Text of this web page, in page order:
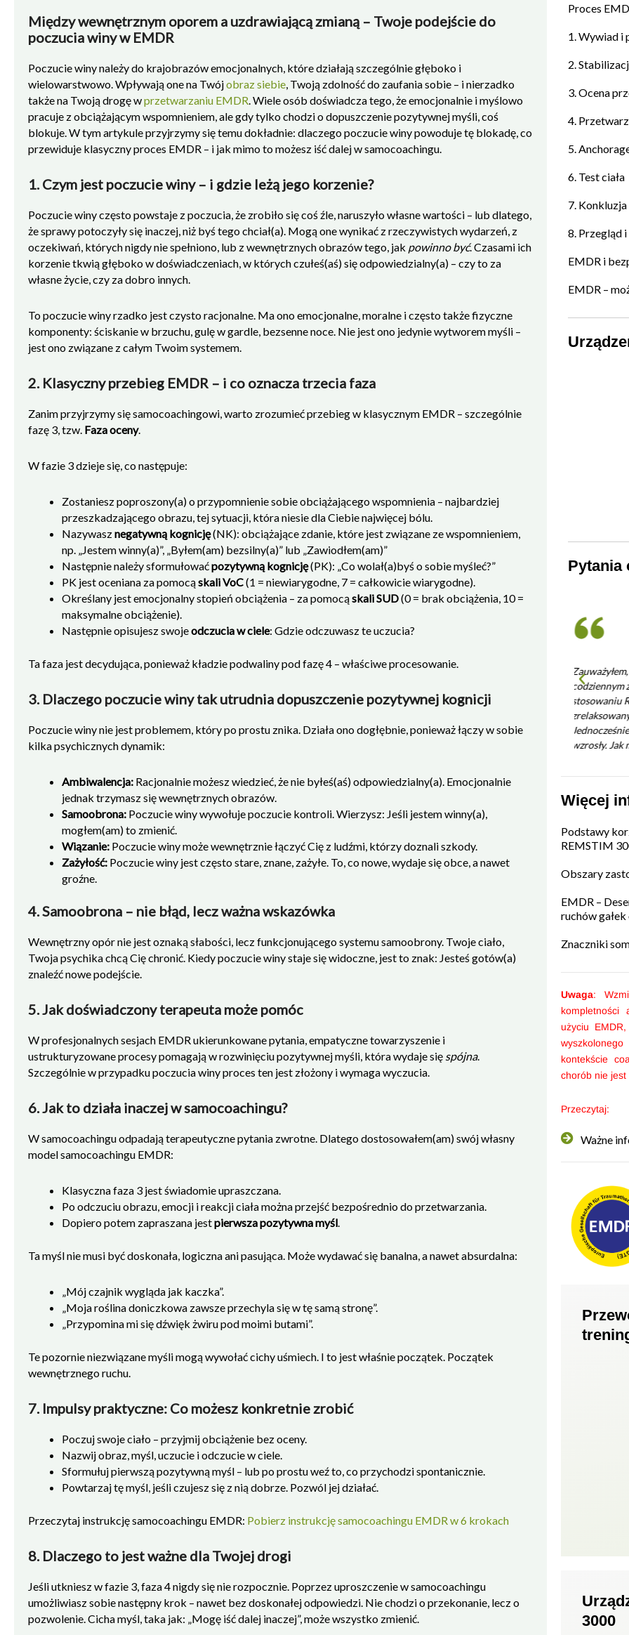
Między wewnętrznym oporem a uzdrawiającą zmianą – Twoje podejście do
poczucia winy w EMDR
Poczucie winy należy do krajobrazów emocjonalnych, które działają szczególnie głęboko i
wielowarstwowo. Wpływają one na Twójobraz siebie , Twoją zdolność do zaufania sobie – i nierzadko
także na Twoją drogę wprzetwarzaniu EMDR . Wiele osób doświadcza tego, że emocjonalnie i myślowo
pracuje z obciążającym wspomnieniem, ale gdy tylko chodzi o dopuszczenie pozytywnej myśli, coś
blokuje. W tym artykule przyjrzymy się temu dokładnie: dlaczego poczucie winy powoduje tę blokadę, co
przewiduje klasyczny proces EMDR – i jak mimo to możesz iść dalej w samocoachingu.
1. Czym jest poczucie winy – i gdzie leżą jego korzenie?
Poczucie winy często powstaje z poczucia, że zrobiło się coś źle, naruszyło własne wartości – lub dlatego,
że sprawy potoczyły się inaczej, niż byś tego chciał(a). Mogą one wynikać z rzeczywistych wydarzeń, z
oczekiwań, których nigdy nie spełniono, lub z wewnętrznych obrazów tego, jak powinno być. Czasami ich
korzenie tkwią głęboko w doświadczeniach, w których czułeś(aś) się odpowiedzialny(a) – czy to za
własne życie, czy za dobro innych.
To poczucie winy rzadko jest czysto racjonalne. Ma ono emocjonalne, moralne i często także fizyczne
komponenty: ściskanie w brzuchu, gulę w gardle, bezsenne noce. Nie jest ono jedynie wytworem myśli –
jest ono związane z całym Twoim systemem.
2. Klasyczny przebieg EMDR – i co oznacza trzecia faza
Zanim przyjrzymy się samocoachingowi, warto zrozumieć przebieg w klasycznym EMDR – szczególnie
fazę 3, tzw. Faza oceny.
W fazie 3 dzieje się, co następuje:
Zostaniesz poproszony(a) o przypomnienie sobie obciążającego wspomnienia – najbardziej
przeszkadzającego obrazu, tej sytuacji, która niesie dla Ciebie najwięcej bólu.
Nazywasznegatywną kognicję(NK): obciążające zdanie, które jest związane ze wspomnieniem,
np. „Jestem winny(a)”, „Byłem(am) bezsilny(a)” lub „Zawiodłem(am)”
Następnie należy sformułowaćpozytywną kognicję(PK): „Co wolał(a)byś o sobie myśleć?”
PK jest oceniana za pomocąskali VoC(1 = niewiarygodne, 7 = całkowicie wiarygodne).
Określany jest emocjonalny stopień obciążenia – za pomocąskali SUD(0 = brak obciążenia, 10 =
maksymalne obciążenie).
Następnie opisujesz swojeodczucia w ciele: Gdzie odczuwasz te uczucia?
Ta faza jest decydująca, ponieważ kładzie podwaliny pod fazę 4 – właściwe procesowanie.
3. Dlaczego poczucie winy tak utrudnia dopuszczenie pozytywnej kognicji
Poczucie winy nie jest problemem, który po prostu znika. Działa ono dogłębnie, ponieważ łączy w sobie
kilka psychicznych dynamik:
Ambiwalencja: Racjonalnie możesz wiedzieć, że nie byłeś(aś) odpowiedzialny(a). Emocjonalnie
jednak trzymasz się wewnętrznych obrazów.
Samoobrona: Poczucie winy wywołuje poczucie kontroli. Wierzysz: Jeśli jestem winny(a),
mogłem(am) to zmienić.
Wiązanie: Poczucie winy może wewnętrznie łączyć Cię z ludźmi, którzy doznali szkody.
Zażyłość: Poczucie winy jest często stare, znane, zażyłe. To, co nowe, wydaje się obce, a nawet
groźne.
4. Samoobrona – nie błąd, lecz ważna wskazówka
Wewnętrzny opór nie jest oznaką słabości, lecz funkcjonującego systemu samoobrony. Twoje ciało,
Twoja psychika chcą Cię chronić. Kiedy poczucie winy staje się widoczne, jest to znak: Jesteś gotów(a)
znaleźć nowe podejście.
5. Jak doświadczony terapeuta może pomóc
W profesjonalnych sesjach EMDR ukierunkowane pytania, empatyczne towarzyszenie i
ustrukturyzowane procesy pomagają w rozwinięciu pozytywnej myśli, która wydaje się spójna.
Szczególnie w przypadku poczucia winy proces ten jest złożony i wymaga wyczucia.
6. Jak to działa inaczej w samocoachingu?
W samocoachingu odpadają terapeutyczne pytania zwrotne. Dlatego dostosowałem(am) swój własny
model samocoachingu EMDR:
Klasyczna faza 3 jest świadomie upraszczana.
Po odczuciu obrazu, emocji i reakcji ciała można przejść bezpośrednio do przetwarzania.
Dopiero potem zapraszana jestpierwsza pozytywna myśl
Ta myśl nie musi być doskonała, logiczna ani pasująca. Może wydawać się banalna, a nawet absurdalna:
„Mój czajnik wygląda jak kaczka”.
„Moja roślina doniczkowa zawsze przechyla się w tę samą stronę”.
„Przypomina mi się dźwięk żwiru pod moimi butami”.
Te pozornie niezwiązane myśli mogą wywołać cichy uśmiech. I to jest właśnie początek. Początek
wewnętrznego ruchu.
7. Impulsy praktyczne: Co możesz konkretnie zrobić
Poczuj swoje ciało – przyjmij obciążenie bez oceny.
Nazwij obraz, myśl, uczucie i odczucie w ciele.
Sformułuj pierwszą pozytywną myśl – lub po prostu weź to, co przychodzi spontanicznie.
Powtarzaj tę myśl, jeśli czujesz się z nią dobrze. Pozwól jej działać.
Przeczytaj instrukcję samocoachingu EMDR: Pobierz instrukcję samocoachingu EMDR w 6 krokach
8. Dlaczego to jest ważne dla Twojej drogi
Jeśli utkniesz w fazie 3, faza 4 nigdy się nie rozpocznie. Poprzez uproszczenie w samocoachingu
umożliwiasz sobie następny krok – nawet bez doskonałej odpowiedzi. Nie chodzi o przekonanie, lecz o
pozwolenie. Cicha myśl, taka jak: „Mogę iść dalej inaczej”, może wszystko zmienić.
Proces
1. Wywiad i
2.
3. Ocena
4.
5.
6. Test ciała
7. Konkluzja
8. Przegląd
EMDR i
EMDR –
Pytania
Czy mogę również użyć REMSTIM 3000, aby
by były dla mnie trwałe?
Zauważyłem, że moja odporność w
stosowaniu REMSTIM 3000. Jestem bardziej
Jednocześnie wydaje się, że wyzwania
Czy
EMDR
Więcej
Podstawy
REMSTIM
Obszary
EMDR –
ruchów
Znaczniki
Uwaga:
kompletności
użyciu EMDR,
kontekście
chorób nie
Przeczytaj:
Ważne
3000